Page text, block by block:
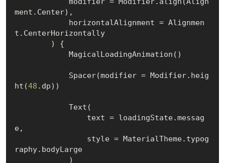
ment.Center),
t.CenterHorizontally
ht(48 .dp))
e,
raphy.bodyLarge